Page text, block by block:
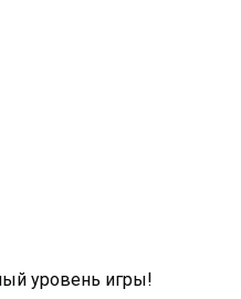
уровень игры!